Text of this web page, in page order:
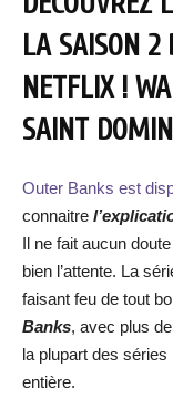
LA SAISON 2
NETFLIX !
SAINT
Outer Banks est
connaitre
Il ne fait aucun
bien l’attente. La
faisant feu de tout
Banks, avec plus
la plupart des
entière.